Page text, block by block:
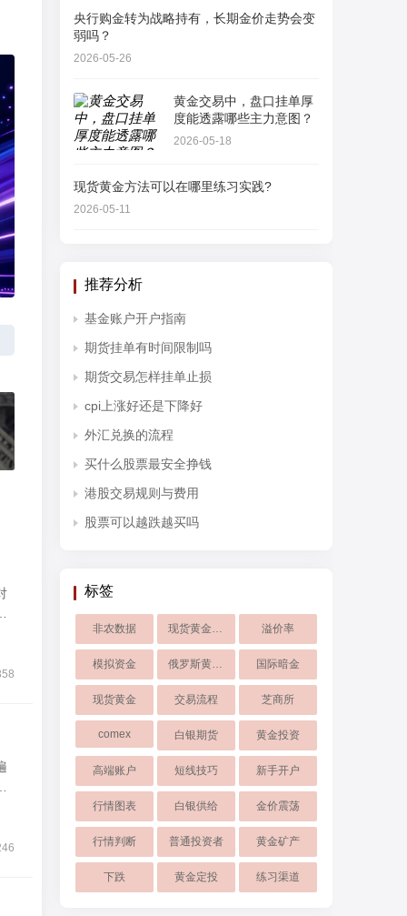
央行购金转为战略持有，长期金价走势会变
弱吗？
2026-05-26
黄金交易中，盘口挂单厚
度能透露哪些主力意图？
2026-05-18
现货黄金方法可以在哪里练习实践?
2026-05-11
推荐分析
基金账户开户指南
期货挂单有时间限制吗
期货交易怎样挂单止损
cpi上涨好还是下降好
外汇兑换的流程
买什么股票最安全挣钱
港股交易规则与费用
股票可以越跌越买吗
标签
非农数据 现货黄金走势 溢价率
模拟资金 俄罗斯黄金储备 国际暗金
现货黄金 交易流程 芝商所
comex 白银期货 黄金投资
高端账户 短线技巧 新手开户
行情图表 白银供给 金价震荡
行情判断 普通投资者 黄金矿产
下跌 黄金定投 练习渠道